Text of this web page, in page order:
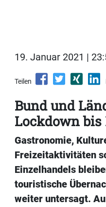
19. Januar 2021 |
Teilen
Bund und
Lockdown
Gastronomie,
Freizeitaktivitäten
Einzelhandels
touristische
weiter untersagt.